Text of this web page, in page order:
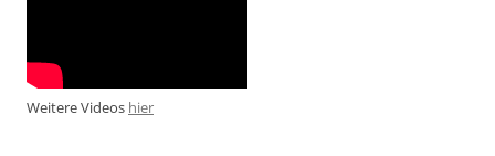
Weitere Videos hier